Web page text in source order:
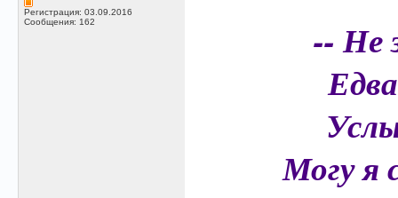
Регистрация: 03.09.2016
Сообщения: 162
-- Не
Могу я